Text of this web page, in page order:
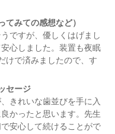
みての感想など）
ですが、優しくはげまし
心しました。装置も夜眠
けで済みましたので、す
セージ
きれいな歯並びを手に入
かったと思います。先生
安心して続けることがで